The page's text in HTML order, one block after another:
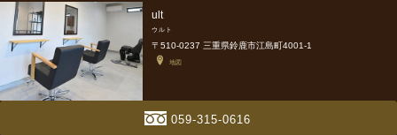
ult
ウルト
〒510-0237 三重県鈴鹿市江島町4001-1
地図
059-315-0616